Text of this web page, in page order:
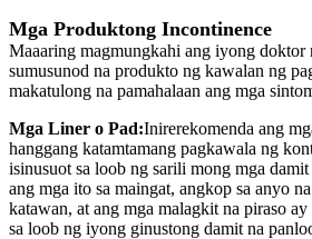
Mga Produktong Incontinence
Maaaring magmungkahi ang iyong doktor
sumusunod na produkto ng kawalan ng
makatulong na pamahalaan ang mga
Mga Liner o Pad:Inirerekomenda ang
hanggang katamtamang pagkawala ng
isinusuot sa loob ng sarili mong mga
ang mga ito sa maingat, angkop sa anyo
katawan, at ang mga malagkit na piraso
sa loob ng iyong ginustong damit na